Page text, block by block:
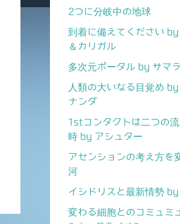
2つに分岐中の地球
到着に備えてください
＆カリガル
多次元ポータル by サマ
人類の大いなる目覚め
ナンダ
1stコンタクトは二つの
時 by アシュター
アセンションの考え方を
河
イシドリスと最新情勢
変わる細胞とのコミュミ